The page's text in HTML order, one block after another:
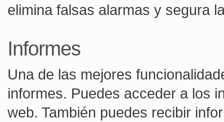
elimina falsas alarmas y segura
Informes
Una de las mejores
informes. Puedes acceder a los
web. También puedes recibir